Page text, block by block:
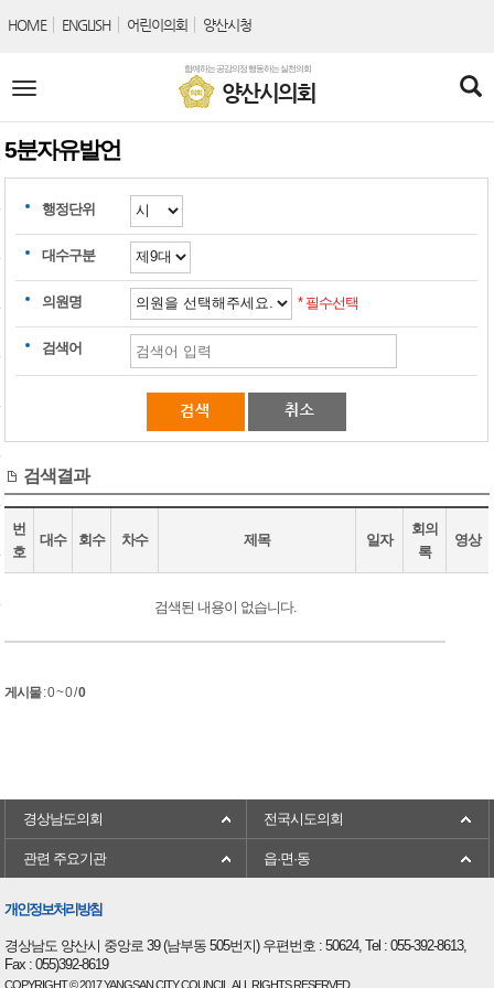
함께하는 공감의정 행동하는 실천의회
양산시의회
HOME ENGLISH 어린이의회 양산시청
전
메
뉴
5분자유발언
행정단위
대수구분
의원명 * 필수선택
검색어
검색결과
번
호
대수 회수 차수 제목 일자
회의
록
영상
검색된 내용이 없습니다.
게시물:0 ~ 0/0
경상남도의회 전국시도의회
관련 주요기관 읍·면·동
개인정보처리방침
경상남도 양산시 중앙로 39 (남부동 505번지) 우편번호 : 50624, Tel : 055-392-8613,
Fax : 055)392-8619
COPYRIGHT © 2017 YANGSAN CITY COUNCIL. ALL RIGHTS RESERVED